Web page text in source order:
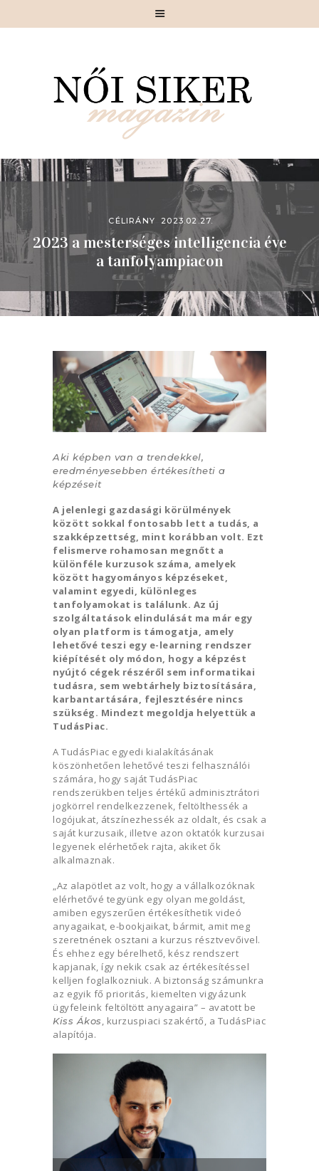
CÉLIRÁNY 2023.02.27.
2023 a mesterséges intelligencia éve
a tanfolyampiacon
MAGAZIN
SIKERSZTORI
CÉLIRÁNY
SZÉPÍTÉSZ
MOTIVÁCIÓ
GASZTRONÓMIA
PIHENŐ
RÓLUNK
KAPCSOLAT
Aki képben van a trendekkel,
eredményesebben értékesítheti a
képzéseit
A jelenlegi gazdasági körülmények
között sokkal fontosabb lett a tudás, a
szakképzettség, mint korábban volt. Ezt
felismerve rohamosan megnőtt a
különféle kurzusok száma, amelyek
között hagyományos képzéseket,
valamint egyedi, különleges
tanfolyamokat is találunk. Az új
szolgáltatások elindulását ma már egy
olyan platform is támogatja, amely
lehetővé teszi egy e-learning rendszer
kiépítését oly módon, hogy a képzést
nyújtó cégek részéről sem informatikai
tudásra, sem webtárhely biztosítására,
karbantartására, fejlesztésére nincs
szükség. Mindezt megoldja helyettük a
TudásPiac.
A TudásPiac egyedi kialakításának
köszönhetően lehetővé teszi felhasználói
számára, hogy saját TudásPiac
rendszerükben teljes értékű adminisztrátori
jogkörrel rendelkezzenek, feltölthessék a
logójukat, átszínezhessék az oldalt, és csak a
saját kurzusaik, illetve azon oktatók kurzusai
legyenek elérhetőek rajta, akiket ők
alkalmaznak.
„Az alapötlet az volt, hogy a vállalkozóknak
elérhetővé tegyünk egy olyan megoldást,
amiben egyszerűen értékesíthetik videó
anyagaikat, e-bookjaikat, bármit, amit meg
szeretnének osztani a kurzus résztvevőivel.
És ehhez egy bérelhető, kész rendszert
kapjanak, így nekik csak az értékesítéssel
kelljen foglalkozniuk. A biztonság számunkra
az egyik fő prioritás, kiemelten vigyázunk
ügyfeleink feltöltött anyagaira” – avatott be
Kiss Ákos, kurzuspiaci szakértő, a TudásPiac
alapítója.